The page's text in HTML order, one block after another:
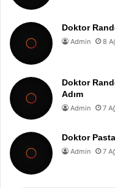
Doktor
Admin 8
Doktor
Adım
Admin 7
Doktor
Admin 7